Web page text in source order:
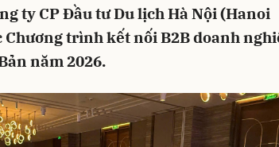
ty CP Đầu tư Du lịch Hà Nội (Hanoi
Chương trình kết nối B2B doanh
năm 2026.